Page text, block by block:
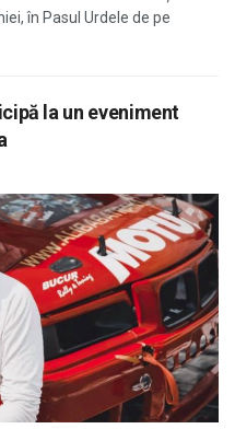
în Pasul Urdele de pe
la un eveniment